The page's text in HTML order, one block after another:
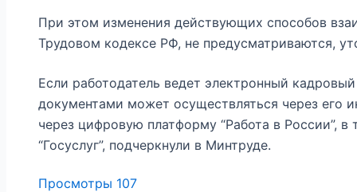
При этом изменения действующих способов
Трудовом кодексе РФ, не предусматриваются,
Если работодатель ведет электронный
документами может осуществляться через его
через цифровую платформу “Работа в России”,
“Госуслуг”, подчеркнули в Минтруде.
Просмотры 107